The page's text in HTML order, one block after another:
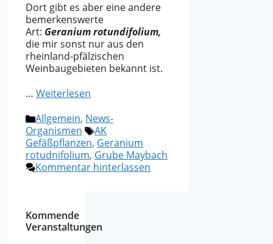
Dort gibt es aber eine andere
bemerkenswerte
Art: Geranium rotundifolium,
die mir sonst nur aus den
rheinland-pfälzischen
Weinbaugebieten bekannt ist.
… Weiterlesen
Kategorien
Allgemein, News-
Organismen
Schlagwörter
AK
Gefäßpflanzen, Geranium
rotudnifolium, Grube Maybach
Kommentar hinterlassen
Kommende
Veranstaltungen